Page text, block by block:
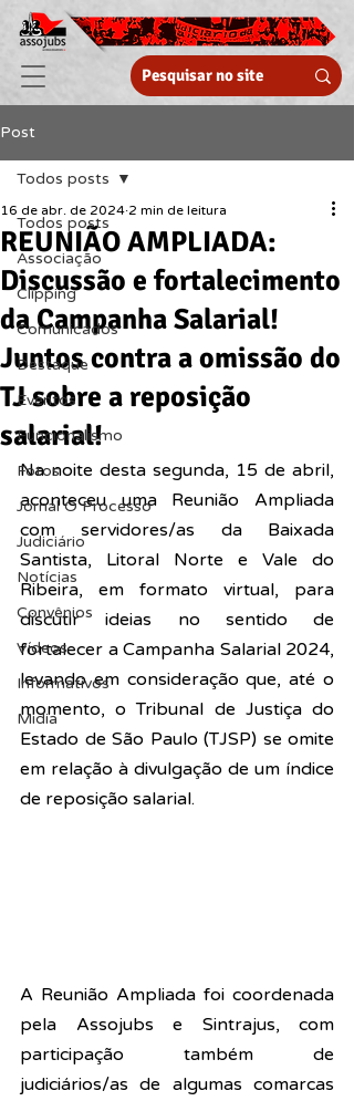
Post
Todos posts
Associação
Clipping
Comunicados
Destaque
Eventos
Funcionalismo
Fotos
Jornal O Processo
Judiciário
Notícias
Convênios
Vídeos
Informativos
Midia
Todos posts
REUNIÃO AMPLIADA:
Discussão e fortalecimento
da Campanha Salarial!
Juntos contra a omissão do
TJ sobre a reposição
salarial!
16 de abr. de 2024 2 min de leitura
Na noite desta segunda, 15 de abril,
aconteceu uma Reunião Ampliada
com servidores/as da Baixada
Santista, Litoral Norte e Vale do
Ribeira, em formato virtual, para
discutir ideias no sentido de
fortalecer a Campanha Salarial 2024,
levando em consideração que, até o
momento, o Tribunal de Justiça do
Estado de São Paulo (TJSP) se omite
em relação à divulgação de um índice
de reposição salarial.
A Reunião Ampliada foi coordenada
pela Assojubs e Sintrajus, com
participação também de
judiciários/as de algumas comarcas